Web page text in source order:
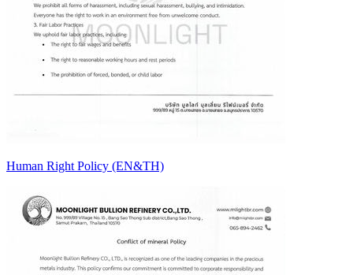
Human Right Policy (EN&TH)